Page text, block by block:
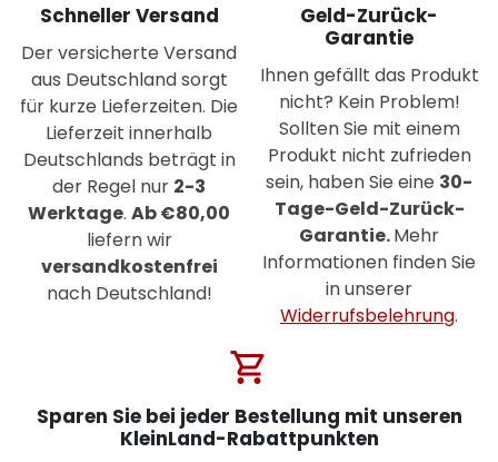
Schneller Versand
Der versicherte Versand
aus Deutschland sorgt
für kurze Lieferzeiten. Die
Lieferzeit innerhalb
Deutschlands beträgt in
der Regel nur 2-3
Werktage. Ab €80,00
liefern wir
versandkostenfrei
nach Deutschland!
Geld-Zurück-
Garantie
Ihnen gefällt das Produkt
nicht? Kein Problem!
Sollten Sie mit einem
Produkt nicht zufrieden
sein, haben Sie eine 30-
Tage-Geld-Zurück-
Garantie.Mehr
Informationen finden Sie
in unserer
Widerrufsbelehrung.
shopping_cart
Sparen Sie bei jeder Bestellung mit unseren
KleinLand-Rabattpunkten